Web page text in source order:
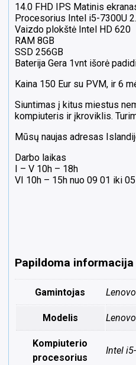
14.0 FHD IPS Matinis
Procesorius Intel i5-7300U
Vaizdo plokštė Intel HD 620
RAM 8GB
SSD 256GB
Baterija Gera 1vnt išorė
Kaina 150 Eur su PVM, ir 6
Siuntimas į kitus miestus
kompiuteris ir įkroviklis.
Mūsų naujas adresas
Darbo laikas
I – V 10h – 18h
VI 10h – 15h nuo 09 01 iki
Papildoma informacija
Gamintojas Lenovo
Modelis
Kompiuterio
procesorius
Intel